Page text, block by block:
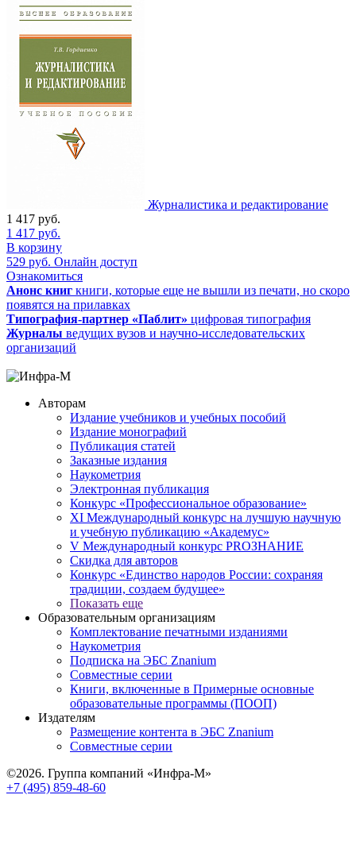
Журналистика и редактирование
1 417 руб.
1 417 руб.
В корзину
529 руб. Онлайн доступ
Ознакомиться
Анонс книг книги, которые еще не вышли из печати, но скоро
появятся на прилавках
Типография-партнер «Паблит» цифровая типография
Журналы ведущих вузов и научно-исследовательских
организаций
Авторам
Издание учебников и учебных пособий
Издание монографий
Публикация статей
Заказные издания
Наукометрия
Электронная публикация
Конкурс «Профессиональное образование»
XI Международный конкурс на лучшую научную
и учебную публикацию «Академус»
V Международный конкурс PROЗНАНИЕ
Скидка для авторов
Конкурс «Единство народов России: сохраняя
традиции, создаем будущее»
Показать еще
Образовательным организациям
Комплектование печатными изданиями
Наукометрия
Подписка на ЭБС Znanium
Совместные серии
Книги, включенные в Примерные основные
образовательные программы (ПООП)
Издателям
Размещение контента в ЭБС Znanium
Совместные серии
©2026. Группа компаний «Инфра-М»
+7 (495) 859-48-60